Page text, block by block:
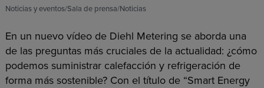
Noticias y eventos Sala de prensa Noticias
En un nuevo vídeo de Diehl Metering se aborda una
de las preguntas más cruciales de la actualidad: ¿cómo
podemos suministrar calefacción y refrigeración de
forma más sostenible? Con el título de “Smart Energy